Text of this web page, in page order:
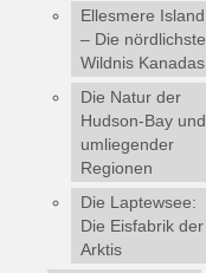
Ellesmere Island
– Die nördlichste
Wildnis Kanadas
Die Natur der
Hudson-Bay und
umliegender
Regionen
Die Laptewsee:
Die Eisfabrik der
Arktis